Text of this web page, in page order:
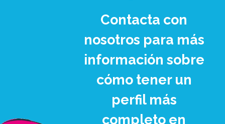
Contacta con
nosotros para más
información sobre
cómo tener un
perfil más
completo en